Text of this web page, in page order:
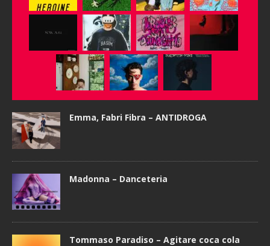
Emma, Fabri Fibra – ANTIDROGA
Madonna – Danceteria
Tommaso Paradiso – Agitare coca cola